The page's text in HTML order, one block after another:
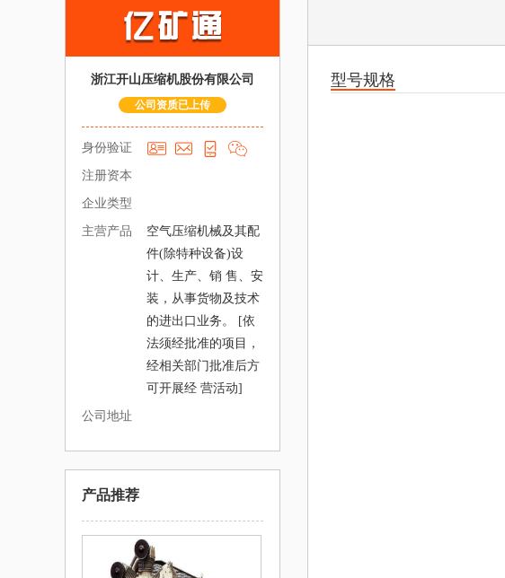
浙江开山压缩机股份有限公司
公司资质已上传
身份验证
注册资本
企业类型
主营产品
空气压缩机械及其配
件(除特种设备)设
计、生产、销 售、安
装，从事货物及技术
的进出口业务。 [依
法须经批准的项目，
经相关部门批准后方
可开展经 营活动]
公司地址
产品推荐
型号规格